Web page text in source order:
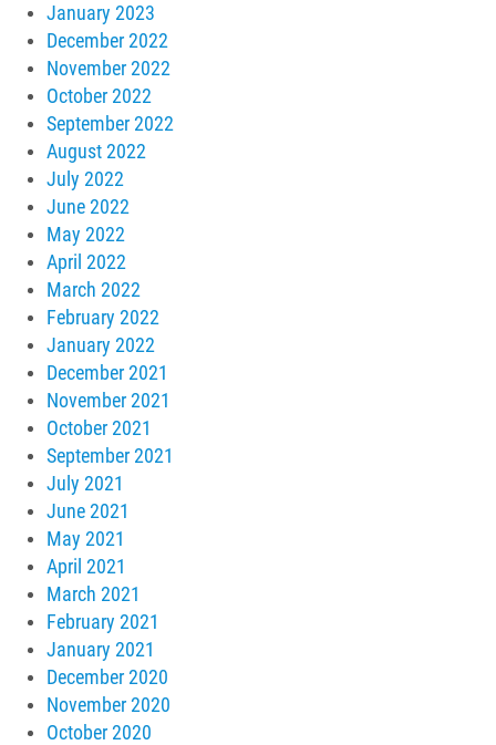
January 2023
December 2022
November 2022
October 2022
September 2022
August 2022
July 2022
June 2022
May 2022
April 2022
March 2022
February 2022
January 2022
December 2021
November 2021
October 2021
September 2021
July 2021
June 2021
May 2021
April 2021
March 2021
February 2021
January 2021
December 2020
November 2020
October 2020